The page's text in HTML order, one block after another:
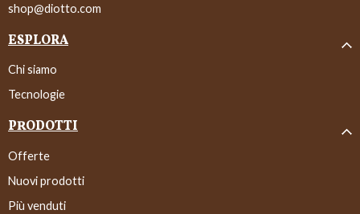
shop@diotto.com
ESPLORA
Chi siamo
Tecnologie
PRODOTTI
Offerte
Nuovi prodotti
Più venduti